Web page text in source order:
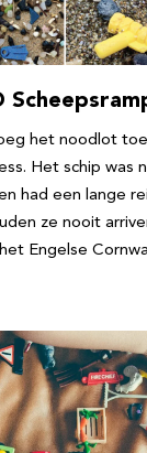
het noodlot
Het schip was
had een lange
ze nooit
Engelse